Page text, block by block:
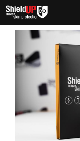
Sari
conținut